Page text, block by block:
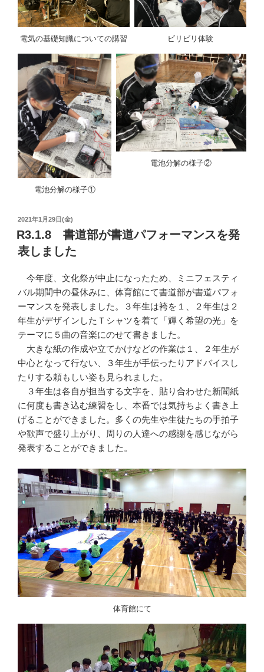
電気の基礎知識についての講習 ビリビリ体験
電池分解の様子①
電池分解の様子②
投
稿
日:
2021年1月29日(金)
R3.1.8 書道部が書道パフォーマンスを発
表しました
今年度、文化祭が中止になったため、ミニフェスティ
バル期間中の昼休みに、体育館にて書道部が書道パフォ
ーマンスを発表しました。３年生は袴を１、２年生は２
年生がデザインしたＴシャツを着て「輝く希望の光」を
テーマに５曲の音楽にのせて書きました。
大きな紙の作成や立てかけなどの作業は１、２年生が
中心となって行ない、３年生が手伝ったりアドバイスし
たりする頼もしい姿も見られました。
３年生は各自が担当する文字を、貼り合わせた新聞紙
に何度も書き込む練習をし、本番では気持ちよく書き上
げることができました。多くの先生や生徒たちの手拍子
や歓声で盛り上がり、周りの人達への感謝を感じながら
発表することができました。
体育館にて